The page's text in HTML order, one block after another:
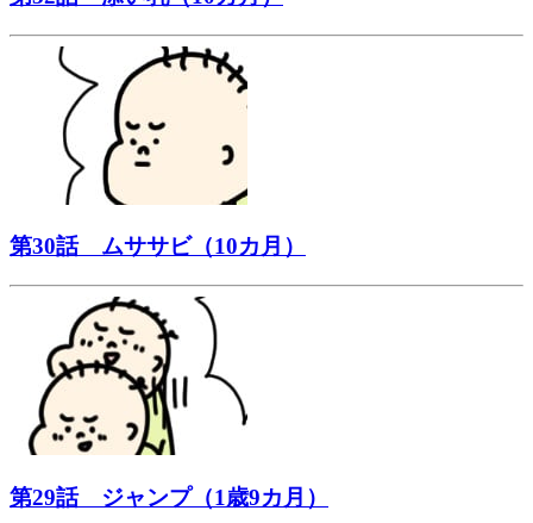
第30話 ムササビ（10カ月）
第29話 ジャンプ（1歳9カ月）